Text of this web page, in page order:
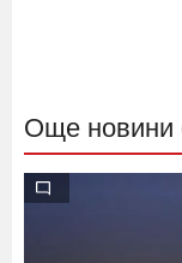
Още новини